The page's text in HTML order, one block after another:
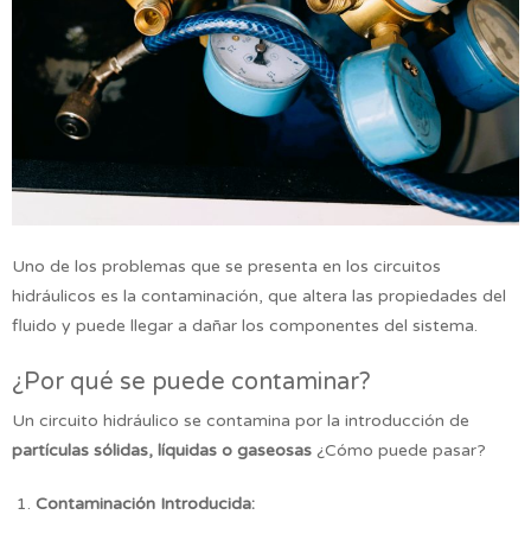
Uno de los problemas que se presenta en los circuitos
hidráulicos es la contaminación, que altera las propiedades del
fluido y puede llegar a dañar los componentes del sistema.
¿Por qué se puede contaminar?
Un circuito hidráulico se contamina por la introducción de
partículas sólidas, líquidas o gaseosas ¿Cómo puede pasar?
Contaminación Introducida: